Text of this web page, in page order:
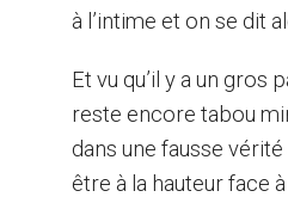
à l’intime et on se dit
Et vu qu’il y a un
reste encore tabou
dans une fausse
être à la hauteur face